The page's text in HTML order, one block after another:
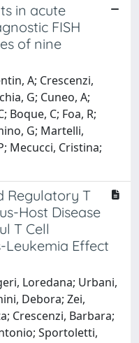
in acute
FISH
of nine
A; Crescenzi,
G; Cuneo, A;
Boque, C; Foa, R;
G; Martelli,
Mecucci, Cristina;
Regulatory T
Host Disease
T Cell
Effect
Loredana; Urbani,
Debora; Zei,
Crescenzi, Barbara;
Sportoletti,